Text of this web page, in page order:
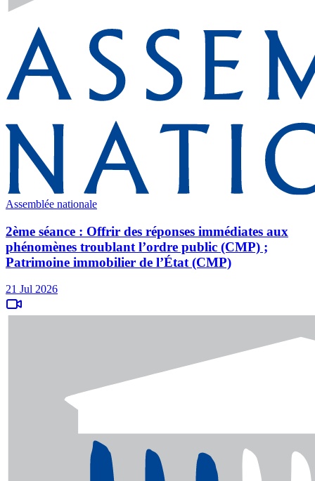
Assemblée nationale
2ème séance : Offrir des réponses immédiates aux
phénomènes troublant l’ordre public (CMP) ;
Patrimoine immobilier de l’État (CMP)
21 Jul 2026